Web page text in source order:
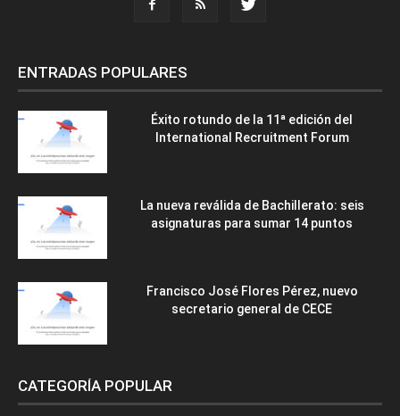
ENTRADAS POPULARES
Éxito rotundo de la 11ª edición del
International Recruitment Forum
La nueva reválida de Bachillerato: seis
asignaturas para sumar 14 puntos
Francisco José Flores Pérez, nuevo
secretario general de CECE
CATEGORÍA POPULAR